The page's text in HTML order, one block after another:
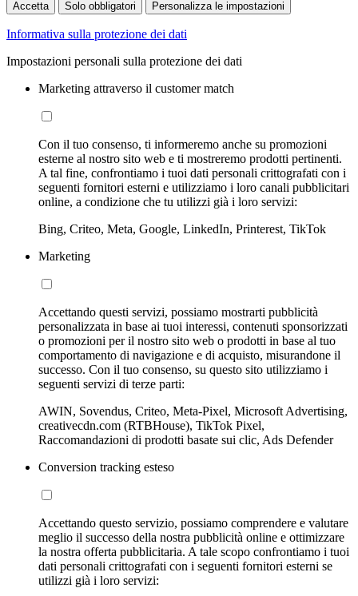
Accetta Solo obbligatori Personalizza le impostazioni
Informativa sulla protezione dei dati
Impostazioni personali sulla protezione dei dati
Marketing attraverso il customer match
Con il tuo consenso, ti informeremo anche su promozioni
esterne al nostro sito web e ti mostreremo prodotti pertinenti.
A tal fine, confrontiamo i tuoi dati personali crittografati con i
seguenti fornitori esterni e utilizziamo i loro canali pubblicitari
online, a condizione che tu utilizzi già i loro servizi:
Bing, Criteo, Meta, Google, LinkedIn, Printerest, TikTok
Marketing
Accettando questi servizi, possiamo mostrarti pubblicità
personalizzata in base ai tuoi interessi, contenuti sponsorizzati
o promozioni per il nostro sito web o prodotti in base al tuo
comportamento di navigazione e di acquisto, misurandone il
successo. Con il tuo consenso, su questo sito utilizziamo i
seguenti servizi di terze parti:
AWIN, Sovendus, Criteo, Meta-Pixel, Microsoft Advertising,
creativecdn.com (RTBHouse), TikTok Pixel,
Raccomandazioni di prodotti basate sui clic, Ads Defender
Conversion tracking esteso
Accettando questo servizio, possiamo comprendere e valutare
meglio il successo della nostra pubblicità online e ottimizzare
la nostra offerta pubblicitaria. A tale scopo confrontiamo i tuoi
dati personali crittografati con i seguenti fornitori esterni se
utilizzi già i loro servizi: